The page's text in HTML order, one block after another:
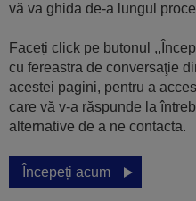
vă va ghida de-a lungul
Faceți click pe butonul
cu fereastra de conversaţie
acestei pagini, pentru a
care vă v-a răspunde la
alternative de a ne contacta.
Începeți acum